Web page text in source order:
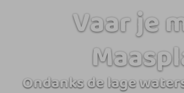
Vaar je
Ondanks de lage